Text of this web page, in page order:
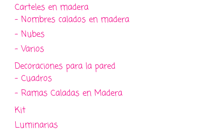
Carteles en madera
- Nombres calados en madera
- Nubes
- Varios
Decoraciones para la pared
- Cuadros
- Ramas Caladas en Madera
Kit
Luminarias